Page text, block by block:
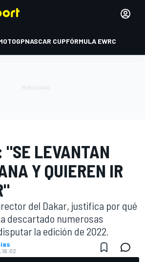
NASCAR CUPFÓRMULA EWRC
"SE LEVANTAN
Y QUIEREN IR
del Dakar, justifica por qué
descartado numerosas
la edición de 2022.
16:02